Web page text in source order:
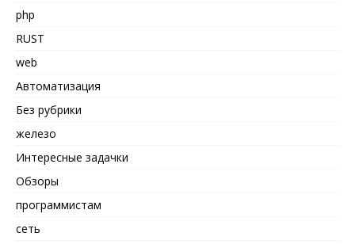
php
RUST
web
Автоматизация
Без рубрики
железо
Интересные задачки
Обзоры
программистам
сеть